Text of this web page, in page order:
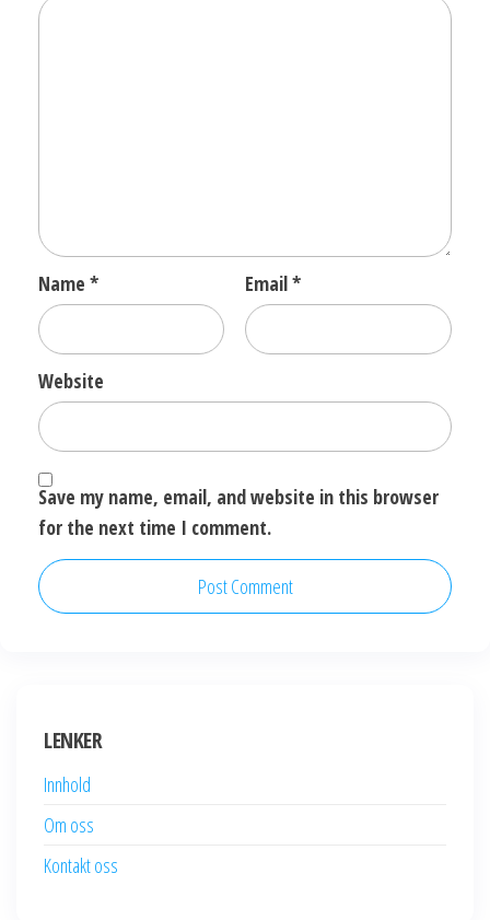
Name * Email*
Website
Save my name, email, and website in this browser
for the next time I comment.
LENKER
Innhold
Om oss
Kontakt oss